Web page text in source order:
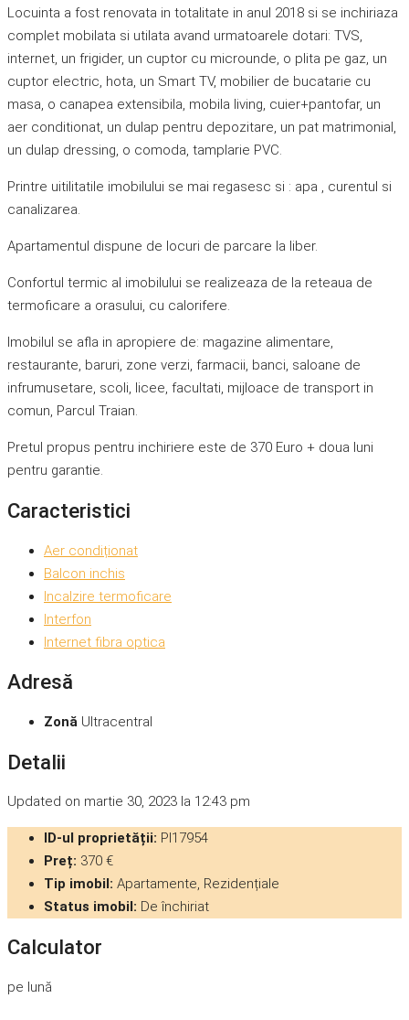
Locuinta a fost renovata in totalitate in anul 2018 si se inchiriaza
complet mobilata si utilata avand urmatoarele dotari: TVS,
internet, un frigider, un cuptor cu microunde, o plita pe gaz, un
cuptor electric, hota, un Smart TV, mobilier de bucatarie cu
masa, o canapea extensibila, mobila living, cuier+pantofar, un
aer conditionat, un dulap pentru depozitare, un pat matrimonial,
un dulap dressing, o comoda, tamplarie PVC.
Printre uitilitatile imobilului se mai regasesc si : apa , curentul si
canalizarea.
Apartamentul dispune de locuri de parcare la liber.
Confortul termic al imobilului se realizeaza de la reteaua de
termoficare a orasului, cu calorifere.
Imobilul se afla in apropiere de: magazine alimentare,
restaurante, baruri, zone verzi, farmacii, banci, saloane de
infrumusetare, scoli, licee, facultati, mijloace de transport in
comun, Parcul Traian.
Pretul propus pentru inchiriere este de 370 Euro + doua luni
pentru garantie.
Caracteristici
Aer condiționat
Balcon inchis
Incalzire termoficare
Interfon
Internet fibra optica
Adresă
Zonă Ultracentral
Detalii
Updated on martie 30, 2023 la 12:43 pm
ID-ul proprietății: PI17954
Preț: 370 €
Tip imobil: Apartamente, Rezidențiale
Status imobil: De închiriat
Calculator
pe lună